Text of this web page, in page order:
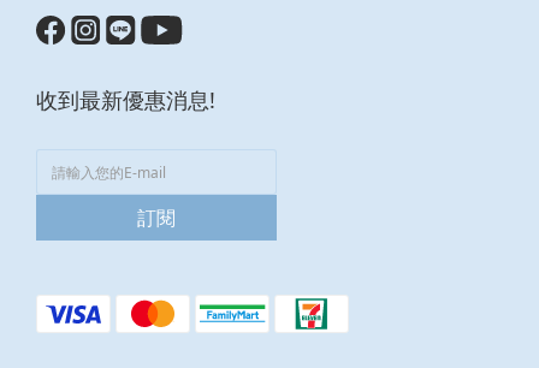
收到最新優惠消息!
訂閱